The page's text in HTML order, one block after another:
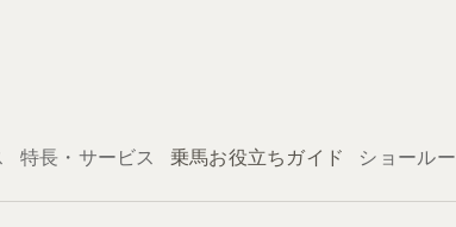
特長・サービス 乗馬お役立ちガイド ショール